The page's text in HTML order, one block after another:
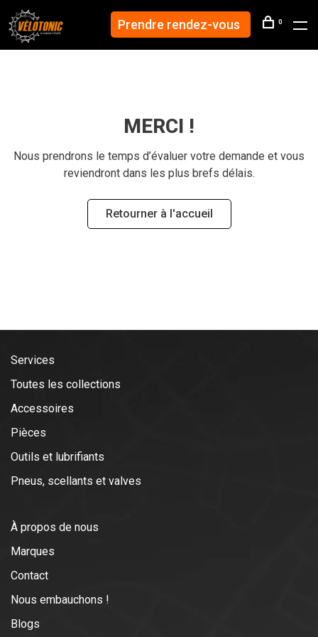
Prendre rendez-vous 0
MERCI !
Nous prendrons le temps d’évaluer votre demande et vous
reviendront dans les plus brefs délais.
Retourner à l'accueil
Services
Toutes les collections
Accessoires
Pièces
Outils et lubrifiants
Pneus, scellants et valves
À propos de nous
Marques
Contact
Nous embauchons !
Blogs